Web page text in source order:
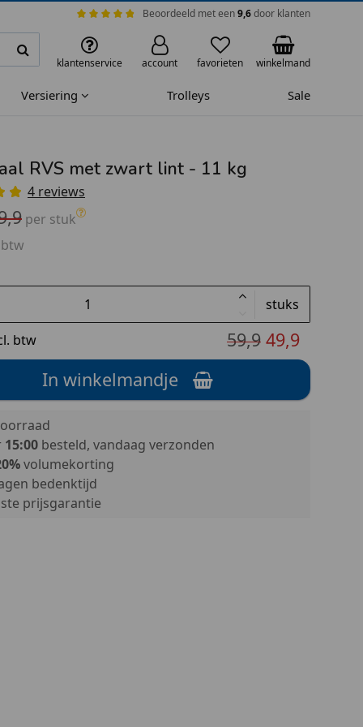
Beoordeeld met een9,6door klanten
klantenservice account favorieten winkelmand
Versiering Trolleys Sale
RVS met zwart lint - 11 kg
4 reviews
per stuk
stuks
btw 59,9 49,9
In winkelmandje
15:00besteld, vandaag verzonden
volumekorting
bedenktijd
prijsgarantie